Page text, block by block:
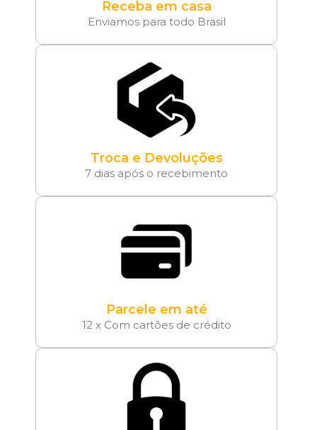
Receba em casa
Enviamos para todo Brasil
Troca e Devoluções
7 dias após o recebimento
Parcele em até
12 x Com cartões de crédito